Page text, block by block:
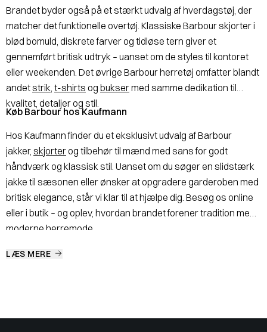
Brandet byder også på et stærkt udvalg af hverdagstøj, der
matcher det funktionelle overtøj. Klassiske Barbour skjorter i
blød bomuld, diskrete farver og tidløse tern giver et
gennemført britisk udtryk – uanset om de styles til kontoret
eller weekenden. Det øvrige Barbour herretøj omfatter blandt
andetstrik t-shirts og buksermed samme dedikation til
kvalitet, detaljer og stil.
Køb Barbour hos Kaufmann
Hos Kaufmann finder du et eksklusivt udvalg af Barbour
jakker, skjorterog tilbehør til mænd med sans for godt
håndværk og klassisk stil. Uanset om du søger en slidstærk
jakke til sæsonen eller ønsker at opgradere garderoben med
britisk elegance, står vi klar til at hjælpe dig. Besøg os online
eller i butik – og oplev, hvordan brandet forener tradition med
moderne herremode.
LÆS MERE